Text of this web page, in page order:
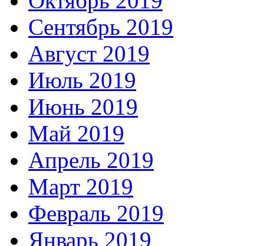
Сентябрь 2019
Август 2019
Июль 2019
Июнь 2019
Май 2019
Апрель 2019
Март 2019
Февраль 2019
Январь 2019